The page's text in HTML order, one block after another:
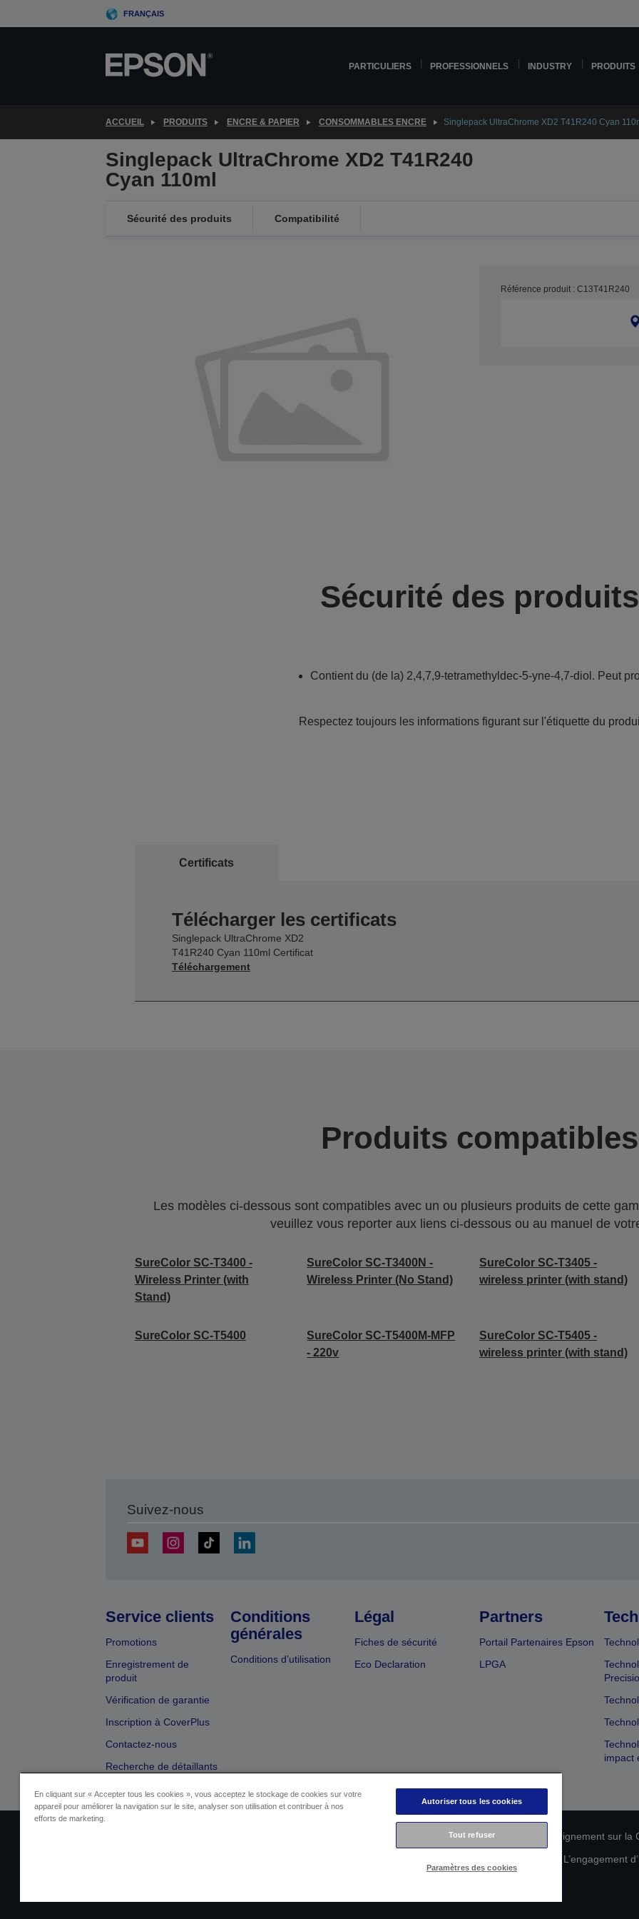
to
FRANÇAIS
PARTICULIERS PROFESSIONNELS INDUSTRY PRODUITS
ACCUEIL PRODUITS ENCRE & PAPIER CONSOMMABLES ENCRE Singlepack UltraChrome XD2 T41R240 Cyan
Singlepack UltraChrome XD2 T41R240
Cyan 110ml
Sécurité des produits Compatibilité
Référence produit : C13T41R240
Sécurité des produits
Contient du (de la) 2,4,7,9-tetramethyldec-5-yne-4,7-diol. Peut
Respectez toujours les informations figurant sur l'étiquette du
Certificats
Télécharger les certificats
Singlepack UltraChrome XD2
T41R240 Cyan 110ml Certificat
Téléchargement
Produits compatibles
Les modèles ci-dessous sont compatibles avec un ou plusieurs produits de cette
veuillez vous reporter aux liens ci-dessous ou au manuel de
SureColor SC-T3400 -
Wireless Printer (with
Stand)
SureColor SC-T3400N -
Wireless Printer (No Stand)
SureColor SC-T3405 -
wireless printer (with stand)
SureColor SC-T5400
SureColor SC-T5400M-MFP
- 220v
SureColor SC-T5405 -
wireless printer (with stand)
Suivez-nous
Service clients
Promotions
Enregistrement de
produit
Vérification de garantie
Inscription à CoverPlus
Contactez-nous
Recherche de détaillants
Conditions
générales
Conditions d’utilisation
Légal
Fiches de sécurité
Eco Declaration
Partners
Portail Partenaires Epson
LPGA
impact
Déclaration de Renseignement sur la
L’engagement
En cliquant sur « Accepter tous les cookies », vous acceptez le stockage de cookies sur votre
appareil pour améliorer la navigation sur le site, analyser son utilisation et contribuer à nos
efforts de marketing.
Autoriser tous les cookies
Tout refuser
Paramètres des cookies